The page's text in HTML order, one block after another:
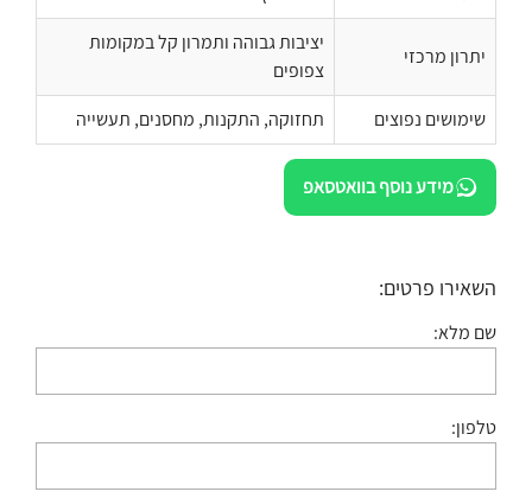
יתרון מרכזי
יציבות גבוהה ותמרון קל במקומות
צפופים
שימושים נפוצים
תחזוקה, התקנות, מחסנים, תעשייה
מידע נוסף בוואטסאפ
השאירו פרטים:
שם מלא:
טלפון: